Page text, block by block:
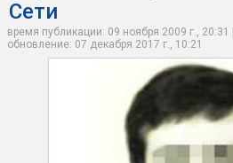
Сети
время публикации: 09 ноября 2009 г.,
обновление: 07 декабря 2017 г., 10:21